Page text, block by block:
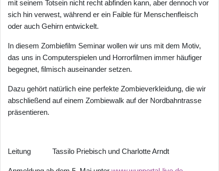
mit seinem Totsein nicht recht abfinden kann, aber dennoch vor
sich hin verwest, während er ein Faible für Menschenfleisch
oder auch Gehirn entwickelt.
In diesem Zombiefilm Seminar wollen wir uns mit dem Motiv,
das uns in Computerspielen und Horrorfilmen immer häufiger
begegnet, filmisch auseinander setzen.
Dazu gehört natürlich eine perfekte Zombieverkleidung, die wir
abschließend auf einem Zombiewalk auf der Nordbahntrasse
präsentieren.
Leitung Tassilo Priebisch und Charlotte Arndt